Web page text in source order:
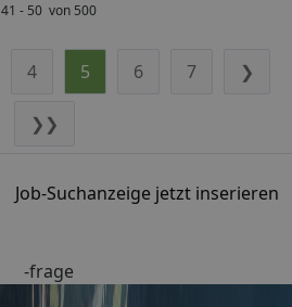
41 - 50 von 500
4 5 6 7 ❯
❯❯
Job-Suchanzeige jetzt inserieren
-frage